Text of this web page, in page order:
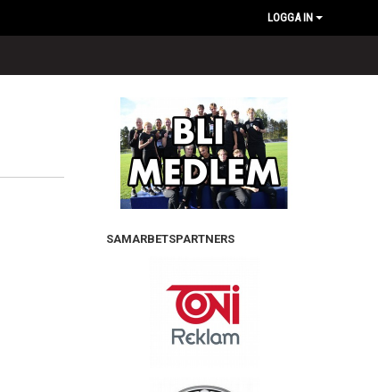
LOGGA IN
SAMARBETSPARTNERS